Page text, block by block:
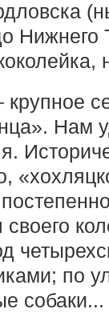
Нижнего
крупное
Нам
своего
по